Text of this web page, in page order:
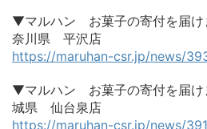
▼マルハン お菓子の寄付を届
奈川県 平沢店
https://maruhan-csr.jp/news/
▼マルハン お菓子の寄付を届
城県 仙台泉店
https://maruhan-csr.jp/news/